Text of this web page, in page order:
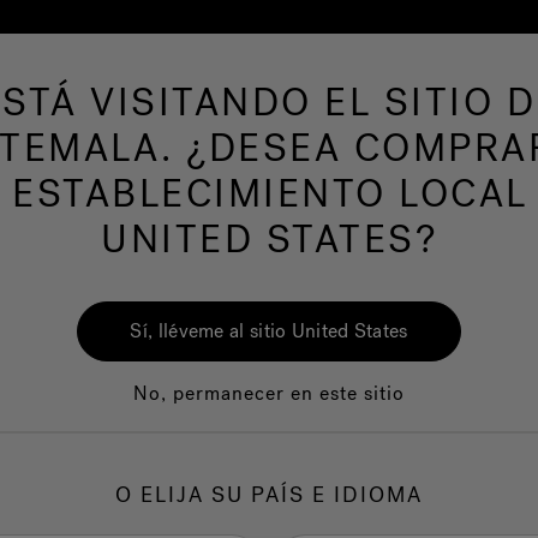
hidromasaje Más productos Nuestra
Servicio al
VISITANDO EL SITIO
¿DESEA
ESTABLECIMIENTO LOCAL
UNITED STATES?
Sí, lléveme al sitio United States
No, permanecer en este sitio
O ELIJA SU PAÍS E IDIOMA